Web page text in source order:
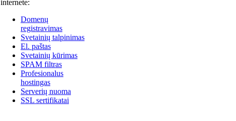
internete:
Domenų
registravimas
Svetainių talpinimas
El. paštas
Svetainių kūrimas
SPAM filtras
Profesionalus
hostingas
Serverių nuoma
SSL sertifikatai